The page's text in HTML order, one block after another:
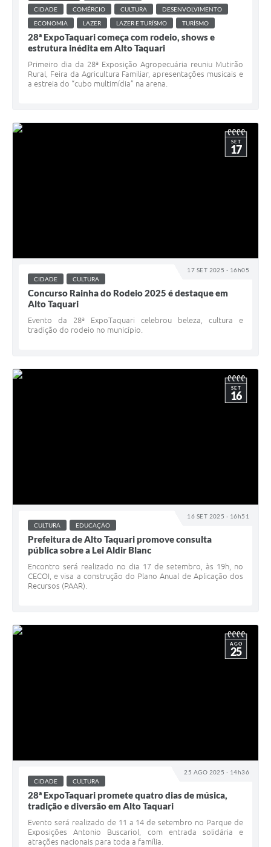
CIDADE
COMÉRCIO CULTURA
DESENVOLVIMENTO
ECONOMIA
LAZER LAZER E TURÍSMO TURÍSMO
28ª ExpoTaquari começa com rodeio, shows e
estrutura inédita em Alto Taquari
Primeiro dia da 28ª Exposição Agropecuária reuniu Mutirão
Rural, Feira da Agricultura Familiar, apresentações musicais e
a estreia do “cubo multimídia” na arena.
17 SET 2025 - 16h05
SET
17
CIDADE CULTURA
Concurso Rainha do Rodeio 2025 é destaque em
Alto Taquari
Evento da 28ª ExpoTaquari celebrou beleza, cultura e
tradição do rodeio no município.
16 SET 2025 - 16h51
SET
16
CULTURA EDUCAÇÃO
Prefeitura de Alto Taquari promove consulta
pública sobre a Lei Aldir Blanc
Encontro será realizado no dia 17 de setembro, às 19h, no
CECOI, e visa a construção do Plano Anual de Aplicação dos
Recursos (PAAR).
25 AGO 2025 - 14h36
AGO
25
CIDADE CULTURA
28ª ExpoTaquari promete quatro dias de música,
tradição e diversão em Alto Taquari
Evento será realizado de 11 a 14 de setembro no Parque de
Exposições Antonio Buscariol, com entrada solidária e
atrações nacionais para toda a família.